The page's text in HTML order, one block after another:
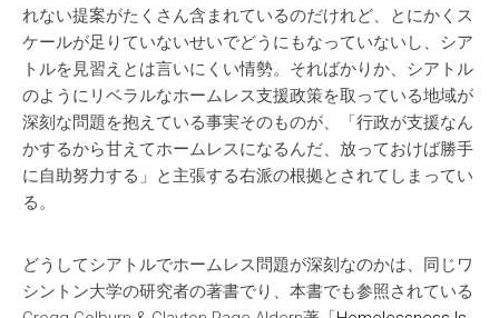
れない提案がたくさん含まれているのだけれど、とにかくス
ケールが足りていないせいでどうにもなっていないし、シア
トルを見習えとは言いにくい情勢。そればかりか、シアトル
のようにリベラルなホームレス支援政策を取っている地域が
深刻な問題を抱えている事実そのものが、「行政が支援なん
かするから甘えてホームレスになるんだ、放っておけば勝手
に自助努力する」と主張する右派の根拠とされてしまってい
る。
どうしてシアトルでホームレス問題が深刻なのかは、同じワ
シントン大学の研究者の著書でり、本書でも参照されている